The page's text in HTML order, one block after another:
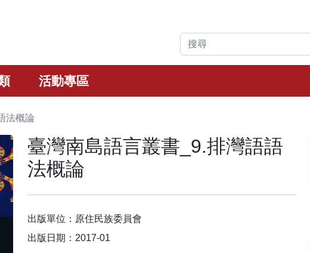
活動專區
法概論
臺灣南島語言叢書_9.排灣語語
法概論
出版單位：原住民族委員會
出版日期：2017-01